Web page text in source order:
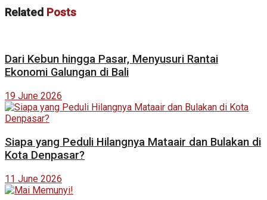
Related Posts
Dari Kebun hingga Pasar, Menyusuri Rantai
Ekonomi Galungan di Bali
19 June 2026
Siapa yang Peduli Hilangnya Mataair dan Bulakan di
Kota Denpasar?
11 June 2026